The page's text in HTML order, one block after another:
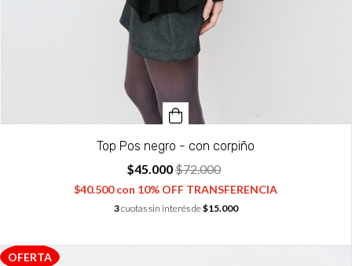
Top Pos negro - con corpiño
$45.000$72.000
$40.500con 10% OFF TRANSFERENCIA
3cuotas sin interés de$15.000